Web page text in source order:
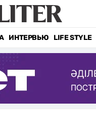
ИНТЕРВЬЮ LIFE STYLE